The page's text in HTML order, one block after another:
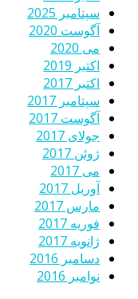
سپتامبر 2025
آگوست 2020
می 2020
اکتبر 2019
اکتبر 2017
سپتامبر 2017
آگوست 2017
جولای 2017
ژوئن 2017
می 2017
آوریل 2017
مارس 2017
فوریه 2017
ژانویه 2017
دسامبر 2016
نوامبر 2016